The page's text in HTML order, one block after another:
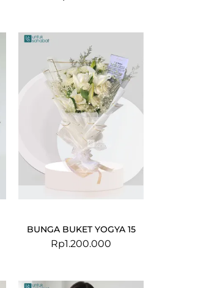
BUNGA BUKET YOGYA 15
Rp1.200.000